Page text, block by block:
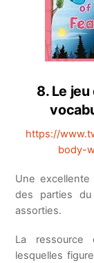
8. Le jeu
https://
body-
Une excellente
des parties
assorties.
La ressource
lesquelles